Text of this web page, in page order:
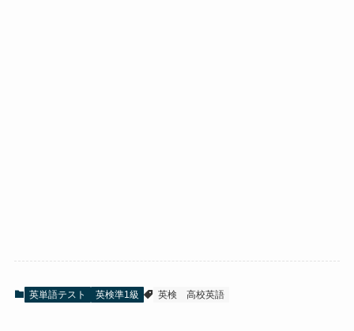
英単語テスト 英検準1級 英検 高校英語